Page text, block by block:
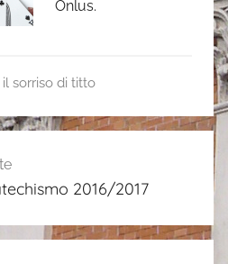
Onlus.
il sorriso di titto
2016/2017